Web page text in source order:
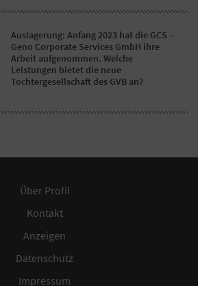
Auslagerung: Anfang 2023 hat die GCS –
Geno Corporate Services GmbH ihre
Arbeit aufgenommen. Welche
Leistungen bietet die neue
Tochtergesellschaft des GVB an?
Über Profil
Kontakt
Anzeigen
Datenschutz
Impressum